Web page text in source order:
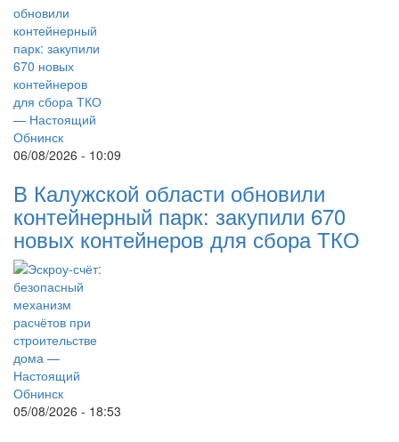
06/08/2026 - 10:09
В Калужской области обновили
контейнерный парк: закупили 670
новых контейнеров для сбора ТКО
05/08/2026 - 18:53